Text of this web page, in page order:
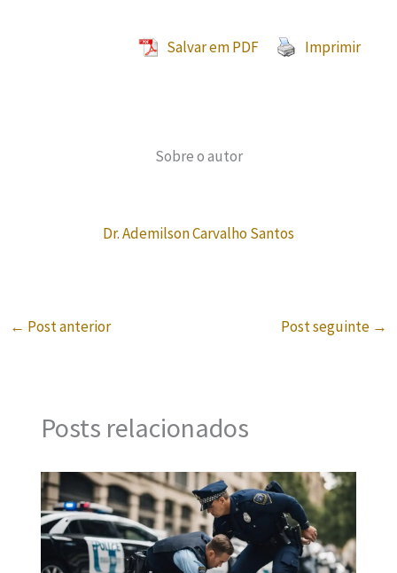
Salvar em PDF Imprimir
Sobre o autor
Dr. Ademilson Carvalho Santos
← Post anterior Post seguinte →
Posts relacionados